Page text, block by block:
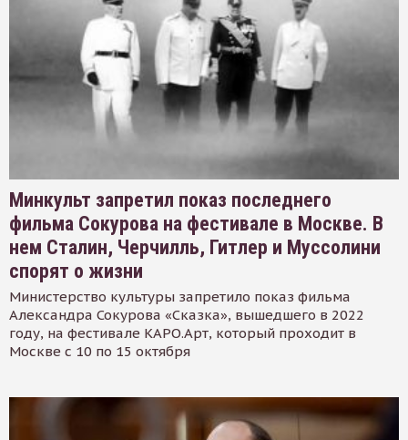
Минкульт запретил показ последнего
фильма Сокурова на фестивале в Москве. В
нем Сталин, Черчилль, Гитлер и Муссолини
спорят о жизни
Министерство культуры запретило показ фильма
Александра Сокурова «Сказка», вышедшего в 2022
году, на фестивале КАРО.Арт, который проходит в
Москве с 10 по 15 октября